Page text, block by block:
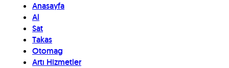
Anasayfa
Al
Sat
Takas
Otomag
Artı Hizmetler